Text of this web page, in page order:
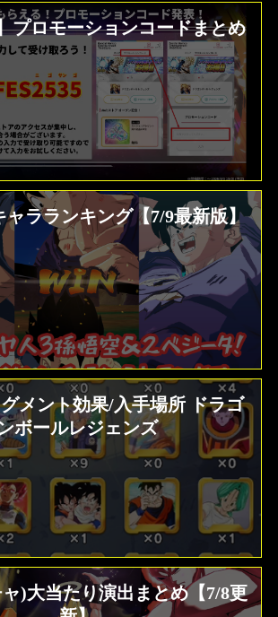
】プロモーションコードまとめ
ャラランキング【7/9最新版】
ボールレジェンズ